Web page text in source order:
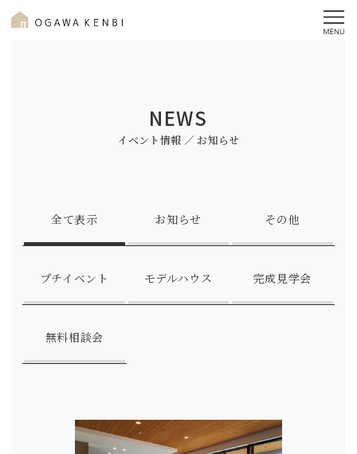
NEWS
イベント情報 ／ お知らせ
全て表示 お知らせ その他
プチイベント モデルハウス 完成見学会
無料相談会